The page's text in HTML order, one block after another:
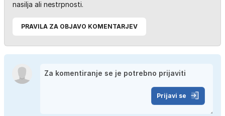
nasilja ali nestrpnosti.
PRAVILA ZA OBJAVO KOMENTARJEV
Prijavi se